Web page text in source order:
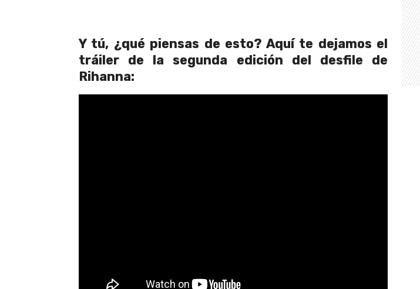
Y tú, ¿qué piensas de esto? Aquí te dejamos el
tráiler de la segunda edición del desfile de
Rihanna: